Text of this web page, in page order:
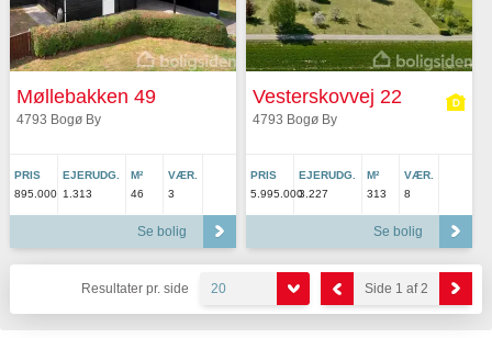
Møllebakken 49
4793 Bogø By
PRIS
895.000
EJERUDG.
1.313
M²
46
VÆR.
3
Se bolig
Vesterskovvej 22
4793 Bogø By
PRIS
5.995.000
EJERUDG.
3.227
M²
313
VÆR.
8
Se bolig
Resultater pr. side 20 Side 1 af 2